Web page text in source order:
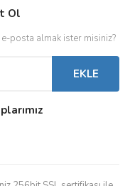
Ol
posta almak ister misiniz?
EKLE